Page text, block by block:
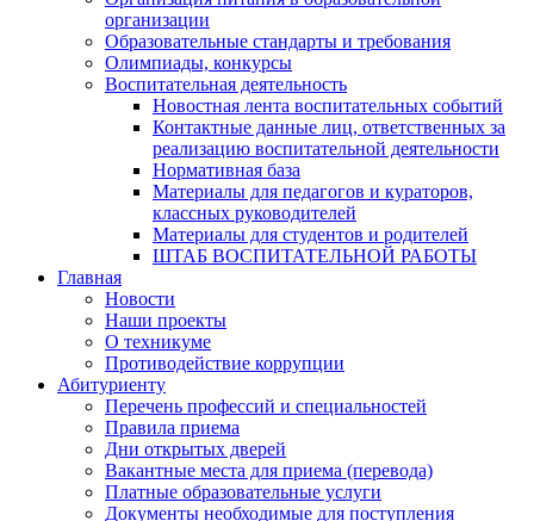
организации
Образовательные стандарты и требования
Олимпиады, конкурсы
Воспитательная деятельность
Новостная лента воспитательных событий
Контактные данные лиц, ответственных за
реализацию воспитательной деятельности
Нормативная база
Материалы для педагогов и кураторов,
классных руководителей
Материалы для студентов и родителей
ШТАБ ВОСПИТАТЕЛЬНОЙ РАБОТЫ
Главная
Новости
Наши проекты
О техникуме
Противодействие коррупции
Абитуриенту
Перечень профессий и специальностей
Правила приема
Дни открытых дверей
Вакантные места для приема (перевода)
Платные образовательные услуги
Документы необходимые для поступления